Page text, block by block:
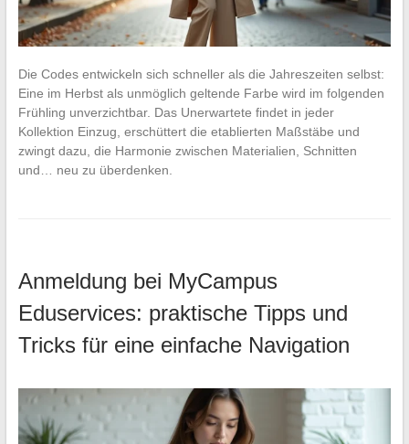
Die Codes entwickeln sich schneller als die Jahreszeiten selbst:
Eine im Herbst als unmöglich geltende Farbe wird im folgenden
Frühling unverzichtbar. Das Unerwartete findet in jeder
Kollektion Einzug, erschüttert die etablierten Maßstäbe und
zwingt dazu, die Harmonie zwischen Materialien, Schnitten
und… neu zu überdenken.
Anmeldung bei MyCampus
Eduservices: praktische Tipps und
Tricks für eine einfache Navigation